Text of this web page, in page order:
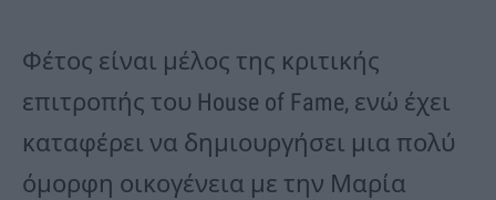
Φέτος είναι μέλος της κριτικής
επιτροπής του House of Fame, ενώ έχει
καταφέρει να δημιουργήσει μια πολύ
όμορφη οικογένεια με την Μαρία